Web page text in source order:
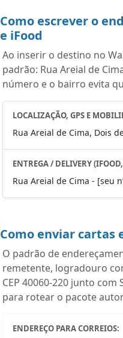
Como escrever o
e iFood
Ao inserir o destino no
padrão: Rua Areial de
número e o bairro evita
LOCALIZAÇÃO, GPS E
Rua Areial de Cima, Dois
ENTREGA / DELIVERY
Rua Areial de Cima - [seu
Como enviar cartas
O padrão de
remetente, logradouro
CEP 40060-220 junto
para rotear o pacote
ENDEREÇO PARA CORREIOS: